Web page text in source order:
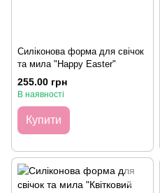
Силіконова форма для свічок
та мила "Happy Easter"
255.00 грн
В наявності
Купити